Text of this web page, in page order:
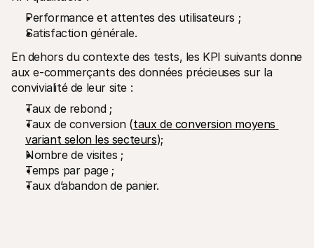
Performance et attentes des utilisateurs ;
Satisfaction générale.
En dehors du contexte des tests, les KPI suivants donne
aux e-commerçants des données précieuses sur la
convivialité de leur site :
Taux de rebond ;
Taux de conversion (taux de conversion moyens
variant selon les secteurs);
Nombre de visites ;
Temps par page ;
Taux d’abandon de panier.